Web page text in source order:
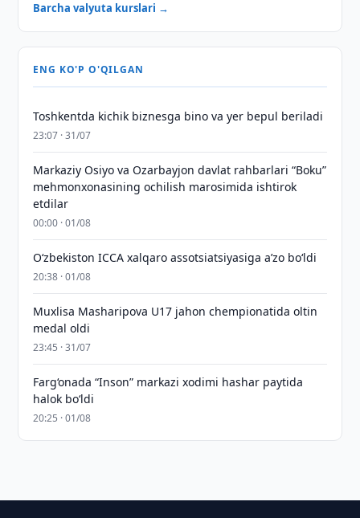
Barcha valyuta kurslari →
ENG KO'P O'QILGAN
Toshkentda kichik biznesga bino va yer bepul beriladi
23:07 · 31/07
Markaziy Osiyo va Ozarbayjon davlat rahbarlari “Boku”
mehmonxonasining ochilish marosimida ishtirok
etdilar
00:00 · 01/08
O‘zbekiston ICCA xalqaro assotsiatsiyasiga aʼzo bo‘ldi
20:38 · 01/08
Muxlisa Masharipova U17 jahon chempionatida oltin
medal oldi
23:45 · 31/07
Farg‘onada “Inson” markazi xodimi hashar paytida
halok bo‘ldi
20:25 · 01/08